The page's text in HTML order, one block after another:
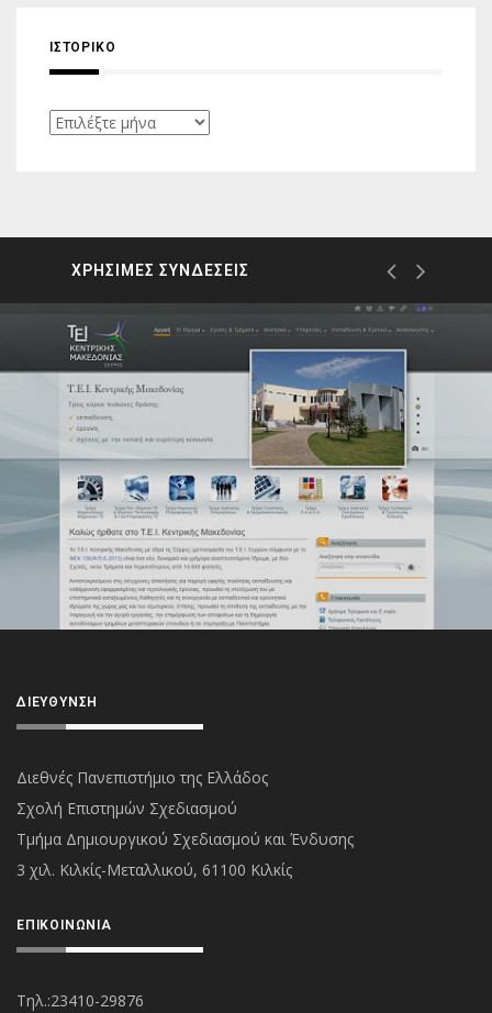
ΙΣΤΟΡΙΚΌ
Ιστορικό
ΧΡΗΣΙΜΕΣ ΣΥΝΔΕΣΕΙΣ
ΔΙΕΎΘΥΝΣΗ
Διεθνές Πανεπιστήμιο της Ελλάδος
Σχολή Επιστημών Σχεδιασμού
Τμήμα Δημιουργικού Σχεδιασμού και Ένδυσης
3 χιλ. Κιλκίς-Μεταλλικού, 61100 Κιλκίς
ΕΠΙΚΟΙΝΩΝΊΑ
Τηλ.:23410-29876